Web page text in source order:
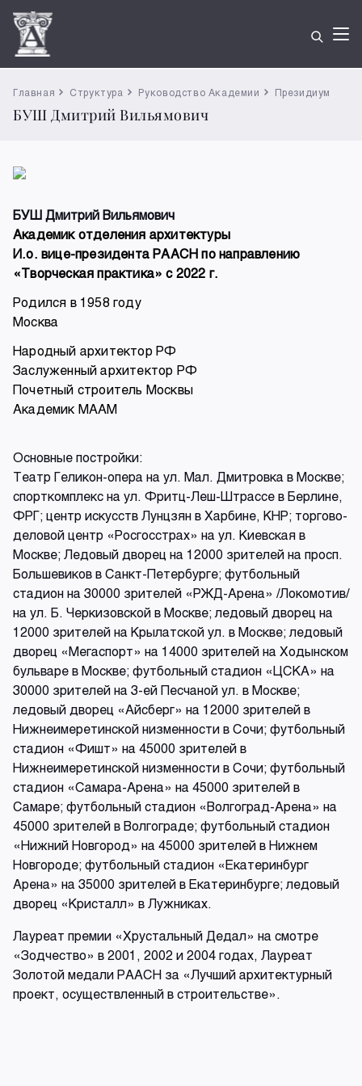
Главная Структура Руководство Академии Президиум
БУШ Дмитрий Вильямович
БУШ Дмитрий Вильямович
Академик отделения архитектуры
И.о. вице-президента РААСН по направлению
«Творческая практика» с 2022 г.
Родился в 1958 году
Москва
Народный архитектор РФ
Заслуженный архитектор РФ
Почетный строитель Москвы
Академик МААМ
Основные постройки:
Театр Геликон-опера на ул. Мал. Дмитровка в Москве;
спорткомплекс на ул. Фритц-Леш-Штрассе в Берлине,
ФРГ; центр искусств Лунцзян в Харбине, КНР; торгово-
деловой центр «Росгосстрах» на ул. Киевская в
Москве; Ледовый дворец на 12000 зрителей на просп.
Большевиков в Санкт-Петербурге; футбольный
стадион на 30000 зрителей «РЖД-Арена» /Локомотив/
на ул. Б. Черкизовской в Москве; ледовый дворец на
12000 зрителей на Крылатской ул. в Москве; ледовый
дворец «Мегаспорт» на 14000 зрителей на Ходынском
бульваре в Москве; футбольный стадион «ЦСКА» на
30000 зрителей на 3-ей Песчаной ул. в Москве;
ледовый дворец «Айсберг» на 12000 зрителей в
Нижнеимеретинской низменности в Сочи; футбольный
стадион «Фишт» на 45000 зрителей в
Нижнеимеретинской низменности в Сочи; футбольный
стадион «Самара-Арена» на 45000 зрителей в
Самаре; футбольный стадион «Волгоград-Арена» на
45000 зрителей в Волгограде; футбольный стадион
«Нижний Новгород» на 45000 зрителей в Нижнем
Новгороде; футбольный стадион «Екатеринбург
Арена» на 35000 зрителей в Екатеринбурге; ледовый
дворец «Кристалл» в Лужниках.
Лауреат премии «Хрустальный Дедал» на смотре
«Зодчество» в 2001, 2002 и 2004 годах, Лауреат
Золотой медали РААСН за «Лучший архитектурный
проект, осуществленный в строительстве».